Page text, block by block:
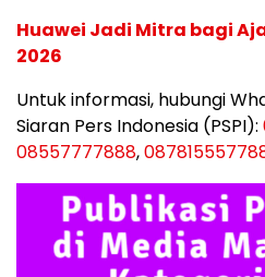
Huawei Jadi Mitra bagi
2026
Untuk informasi, hubungi
Siaran Pers Indonesia (PSPI):
08557777888,